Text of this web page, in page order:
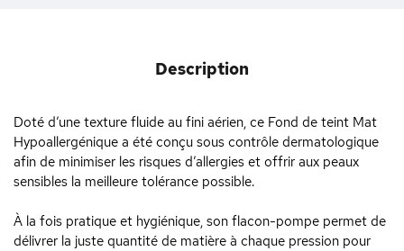
Description
Doté d’une texture fluide au fini aérien, ce Fond de teint Mat
Hypoallergénique a été conçu sous contrôle dermatologique
afin de minimiser les risques d’allergies et offrir aux peaux
sensibles la meilleure tolérance possible.
À la fois pratique et hygiénique, son flacon-pompe permet de
délivrer la juste quantité de matière à chaque pression pour